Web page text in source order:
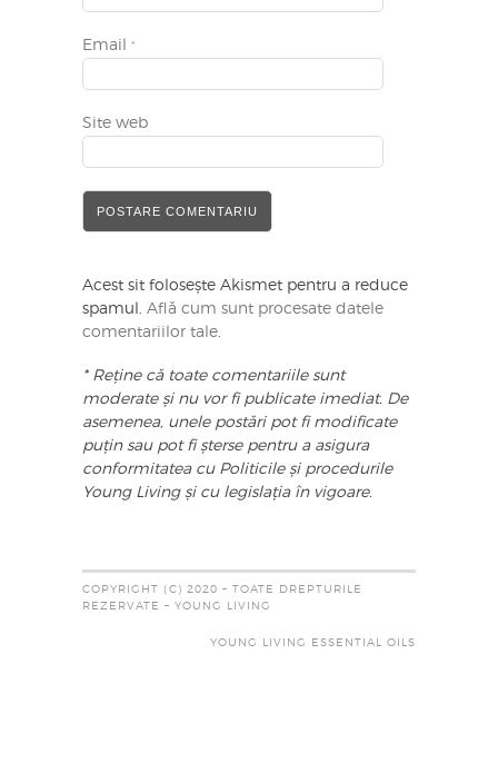
Email *
Site web
Acest sit folosește Akismet pentru a reduce
spamul. Află cum sunt procesate datele
comentariilor tale
* Reține că toate comentariile sunt
moderate și nu vor fi publicate imediat. De
asemenea, unele postări pot fi modificate
puțin sau pot fi șterse pentru a asigura
conformitatea cu Politicile și procedurile
Young Living și cu legislația în vigoare.
COPYRIGHT (C) 2020 – TOATE DREPTURILE
REZERVATE – YOUNG LIVING
YOUNG LIVING ESSENTIAL OILS